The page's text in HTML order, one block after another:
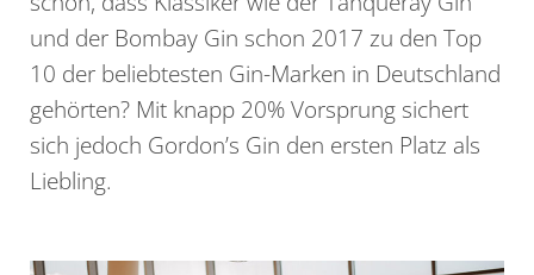
und der Bombay Gin schon 2017 zu den Top
10 der beliebtesten Gin-Marken in Deutschland
gehörten? Mit knapp 20% Vorsprung sichert
sich jedoch Gordon’s Gin den ersten Platz als
Liebling.